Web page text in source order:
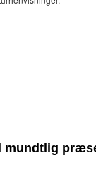
mundtlig